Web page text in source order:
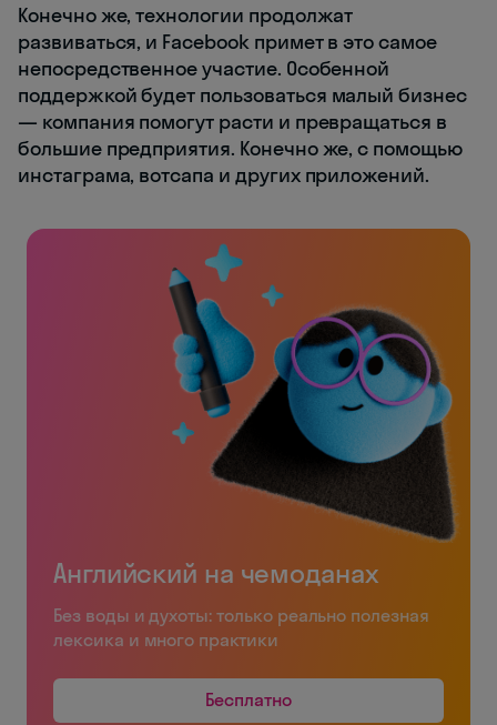
Конечно же, технологии продолжат
развиваться, и Facebook примет в это самое
непосредственное участие. Особенной
поддержкой будет пользоваться малый бизнес
— компания помогут расти и превращаться в
большие предприятия. Конечно же, с помощью
инстаграма, вотсапа и других приложений.
Английский на чемоданах
Без воды и духоты: только реально полезная
лексика и много практики
Бесплатно